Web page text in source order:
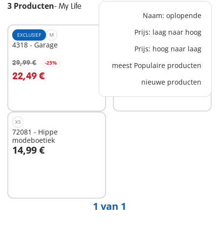
3 Producten- My Life
Naam: oplopende
Prijs: laag naar hoog
Prijs: hoog naar laag
meest Populaire producten
nieuwe producten
EXCLUSIEF M
4318 - Garage
29,99 € -25%
22,49 €
In winkelwagen
72082 - Creatieve
modeontwerper
19,99 €
In winkelwagen
XS
72081 - Hippe
modeboetiek
14,99 €
In winkelwagen
1 van 1